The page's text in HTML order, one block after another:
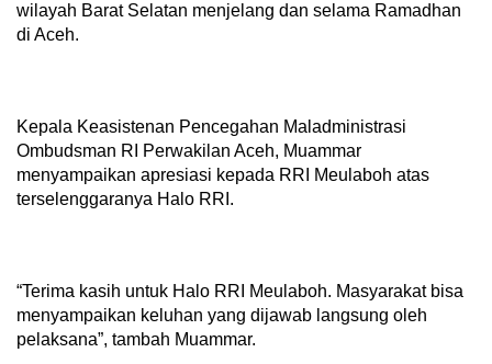
wilayah Barat Selatan menjelang dan selama Ramadhan
di Aceh.
Kepala Keasistenan Pencegahan Maladministrasi
Ombudsman RI Perwakilan Aceh, Muammar
menyampaikan apresiasi kepada RRI Meulaboh atas
terselenggaranya Halo RRI.
“Terima kasih untuk Halo RRI Meulaboh. Masyarakat bisa
menyampaikan keluhan yang dijawab langsung oleh
pelaksana”, tambah Muammar.